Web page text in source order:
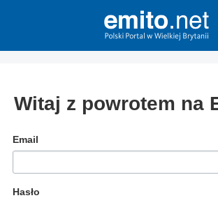
Witaj z powrotem na
Email
Hasło